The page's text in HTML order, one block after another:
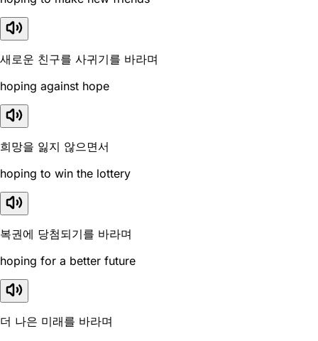
새로운 친구를 사귀기를 바라며
hoping against hope
희망을 잃지 않으면서
hoping to win the lottery
복권에 당첨되기를 바라며
hoping for a better future
더 나은 미래를 바라며